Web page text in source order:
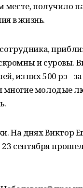
получило
в жизнь.
и суровы.
из них 500 рэ -
молодые
На днях Виктор
23 сентября